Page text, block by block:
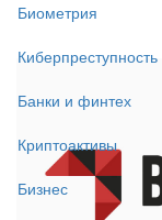
Биометрия
Киберпреступность
Банки и финтех
Криптоактивы
Бизнес